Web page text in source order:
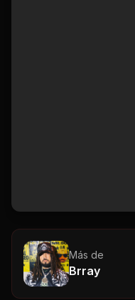
Más de
Brray